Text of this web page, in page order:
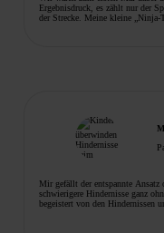
Ergebnisdruck, es zählt nur der
der Strecke. Meine kleine „Ninja-
Mir gefällt der entspannte
schwierigere Hindernisse ganz
begeistert von den Hindernissen